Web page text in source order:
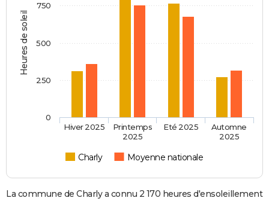
Heures de soleil
Charly Moyenne nationale
Hiver 2025
Printemps
2025
Eté 2025
Automne
2025
0
250
500
750
La commune de Charly a connu 2 170 heures d'ensoleillement